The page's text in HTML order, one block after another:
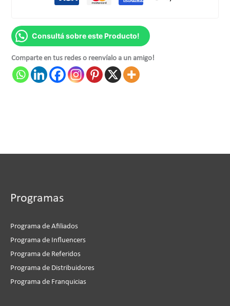
Consultá sobre este Producto!
Comparte en tus redes o reenvíalo a un amigo!
Programas
Programa de Afiliados
Programa de Influencers
Programa de Referidos
Programa de Distribuidores
Programa de Franquicias